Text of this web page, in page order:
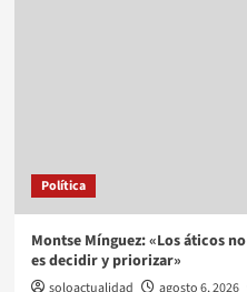
Política
Montse Mínguez: «Los áticos
es decidir y priorizar»